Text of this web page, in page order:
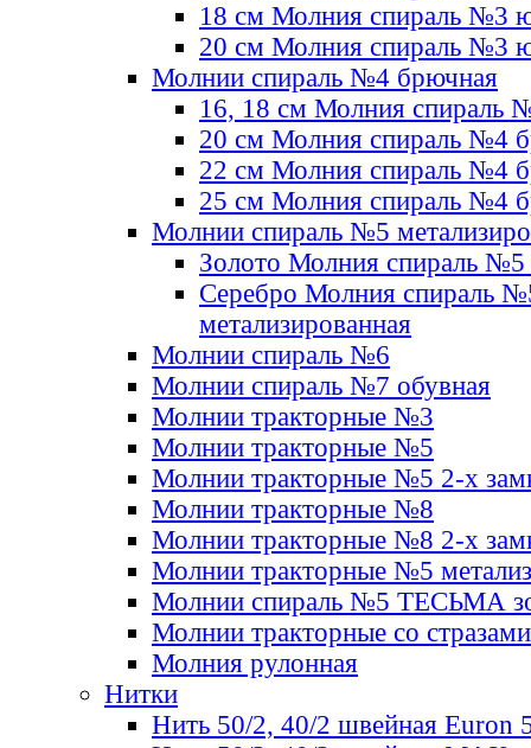
18 см Молния спираль №3
20 см Молния спираль №3
Молнии спираль №4 брючная
16, 18 см Молния спираль
20 см Молния спираль №4
22 см Молния спираль №4
25 см Молния спираль №4
Молнии спираль №5
Золото Молния спираль №5
Серебро Молния спираль
метализированная
Молнии спираль №6
Молнии спираль №7 обувная
Молнии тракторные №3
Молнии тракторные №5
Молнии тракторные №5 2-х
Молнии тракторные №8
Молнии тракторные №8 2-х
Молнии тракторные №5
Молнии спираль №5 ТЕСЬМА
Молнии тракторные со стразами
Молния рулонная
Нитки
Нить 50/2, 40/2 швейная Euron